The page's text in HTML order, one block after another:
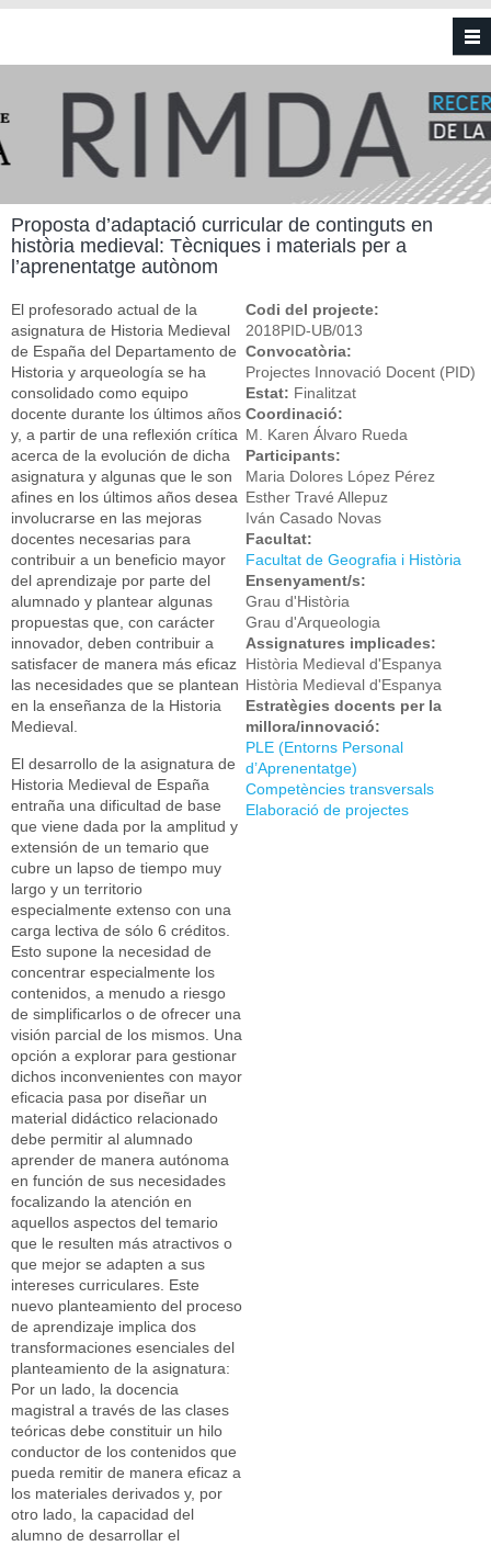
Vés al contingut
Proposta d’adaptació curricular de continguts en
història medieval: Tècniques i materials per a
l’aprenentatge autònom
El profesorado actual de la
asignatura de Historia Medieval
de España del Departamento de
Historia y arqueología se ha
consolidado como equipo
docente durante los últimos años
y, a partir de una reflexión crítica
acerca de la evolución de dicha
asignatura y algunas que le son
afines en los últimos años desea
involucrarse en las mejoras
docentes necesarias para
contribuir a un beneficio mayor
del aprendizaje por parte del
alumnado y plantear algunas
propuestas que, con carácter
innovador, deben contribuir a
satisfacer de manera más eficaz
las necesidades que se plantean
en la enseñanza de la Historia
Medieval.
El desarrollo de la asignatura de
Historia Medieval de España
entraña una dificultad de base
que viene dada por la amplitud y
extensión de un temario que
cubre un lapso de tiempo muy
largo y un territorio
especialmente extenso con una
carga lectiva de sólo 6 créditos.
Esto supone la necesidad de
concentrar especialmente los
contenidos, a menudo a riesgo
de simplificarlos o de ofrecer una
visión parcial de los mismos. Una
opción a explorar para gestionar
dichos inconvenientes con mayor
eficacia pasa por diseñar un
material didáctico relacionado
debe permitir al alumnado
aprender de manera autónoma
en función de sus necesidades
focalizando la atención en
aquellos aspectos del temario
que le resulten más atractivos o
que mejor se adapten a sus
intereses curriculares. Este
nuevo planteamiento del proceso
de aprendizaje implica dos
transformaciones esenciales del
planteamiento de la asignatura:
Por un lado, la docencia
magistral a través de las clases
teóricas debe constituir un hilo
conductor de los contenidos que
pueda remitir de manera eficaz a
los materiales derivados y, por
otro lado, la capacidad del
alumno de desarrollar el
Codi del projecte:
2018PID-UB/013
Convocatòria:
Projectes Innovació Docent (PID)
Estat: Finalitzat
Coordinació:
M. Karen Álvaro Rueda
Participants:
Maria Dolores López Pérez
Esther Travé Allepuz
Iván Casado Novas
Facultat:
Facultat de Geografia i Història
Ensenyament/s:
Grau d'Història
Grau d'Arqueologia
Assignatures implicades:
Història Medieval d'Espanya
Història Medieval d'Espanya
Estratègies docents per la
millora/innovació:
PLE (Entorns Personal
d’Aprenentatge)
Competències transversals
Elaboració de projectes